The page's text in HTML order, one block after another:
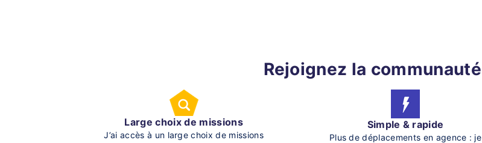
Rejoignez la communauté
Large choix de missions
J’ai accès à un large choix de missions
Simple & rapide
Plus de déplacements en agence : je